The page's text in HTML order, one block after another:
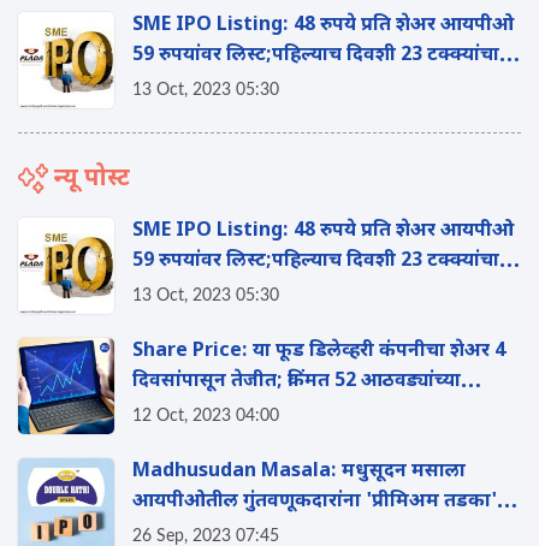
SME IPO Listing: 48 रुपये प्रति शेअर आयपीओ
59 रुपयांवर लिस्ट;पहिल्याच दिवशी 23 टक्क्यांचा
नफा
13 Oct, 2023 05:30
न्यू पोस्ट
SME IPO Listing: 48 रुपये प्रति शेअर आयपीओ
59 रुपयांवर लिस्ट;पहिल्याच दिवशी 23 टक्क्यांचा
नफा
13 Oct, 2023 05:30
Share Price: या फूड डिलेव्हरी कंपनीचा शेअर 4
दिवसांपासून तेजीत; किंमत 52 आठवड्यांच्या
उच्चांकावर
12 Oct, 2023 04:00
Madhusudan Masala: मधुसूदन मसाला
आयपीओतील गुंतवणूकदारांना 'प्रीमिअम तडका';
120 रुपयांवर झाला लिस्टिंग
26 Sep, 2023 07:45